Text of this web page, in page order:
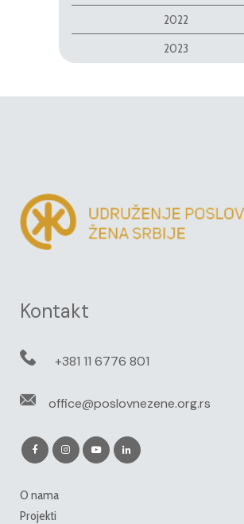
2022
2023
Kontakt
+381 11 6776 801
office@poslovnezene.org.rs
O nama
Projekti